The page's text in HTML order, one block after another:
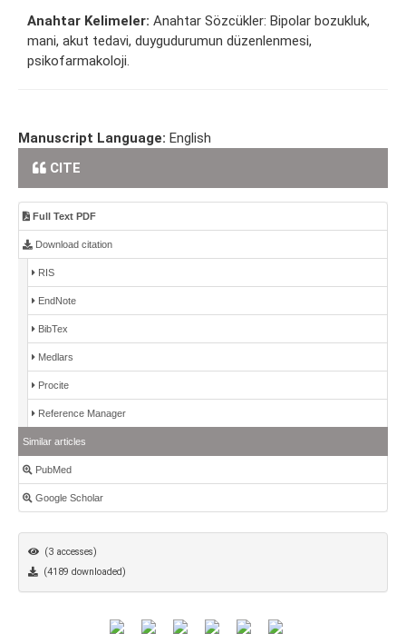
Anahtar Kelimeler: Anahtar Sözcükler: Bipolar bozukluk,
mani, akut tedavi, duygudurumun düzenlenmesi,
psikofarmakoloji.
Manuscript Language: English
CITE
Full Text PDF
Download citation
RIS
EndNote
BibTex
Medlars
Procite
Reference Manager
Similar articles
PubMed
Google Scholar
(3 accesses)
(4189 downloaded)